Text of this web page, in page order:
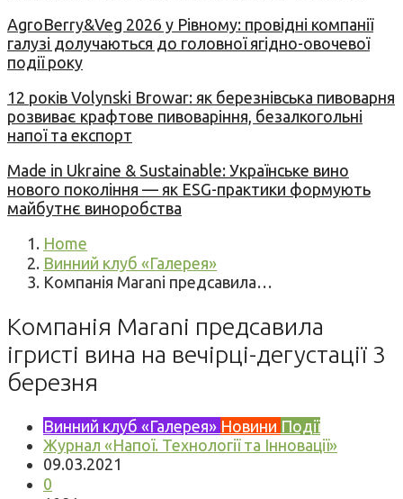
AgroBerry&Veg 2026 у Рівному: провідні компанії
галузі долучаються до головної ягідно-овочевої
події року
12 років Volynski Browar: як березнівська пивоварня
розвиває крафтове пивоваріння, безалкогольні
напої та експорт
Made in Ukraine & Sustainable: Українське вино
нового покоління — як ESG-практики формують
майбутнє виноробства
Home
Винний клуб «Галерея»
Компанія Marani предсавила…
Компанія Marani предсавила
ігристі вина на вечірці-дегустації 3
березня
Винний клуб «Галерея» Новини Події
Журнал «Напої. Технології та Інновації»
09.03.2021
0